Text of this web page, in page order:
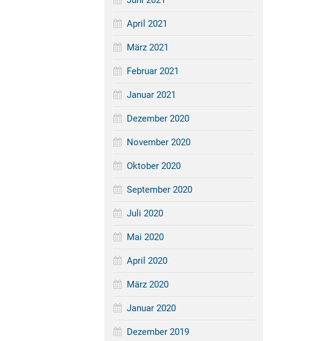
April 2021
März 2021
Februar 2021
Januar 2021
Dezember 2020
November 2020
Oktober 2020
September 2020
Juli 2020
Mai 2020
April 2020
März 2020
Januar 2020
Dezember 2019